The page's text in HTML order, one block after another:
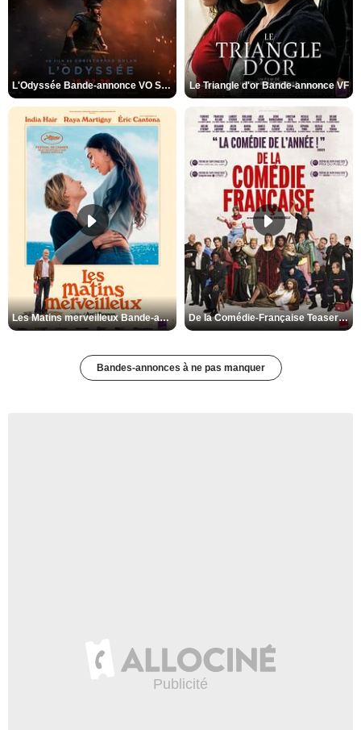
L'Odyssée Bande-annonce VO STFR Le Triangle d'or Bande-annonce VF
Les Matins merveilleux Bande-annonce VF De la Comédie-Française Teaser VF
Bandes-annonces à ne pas manquer